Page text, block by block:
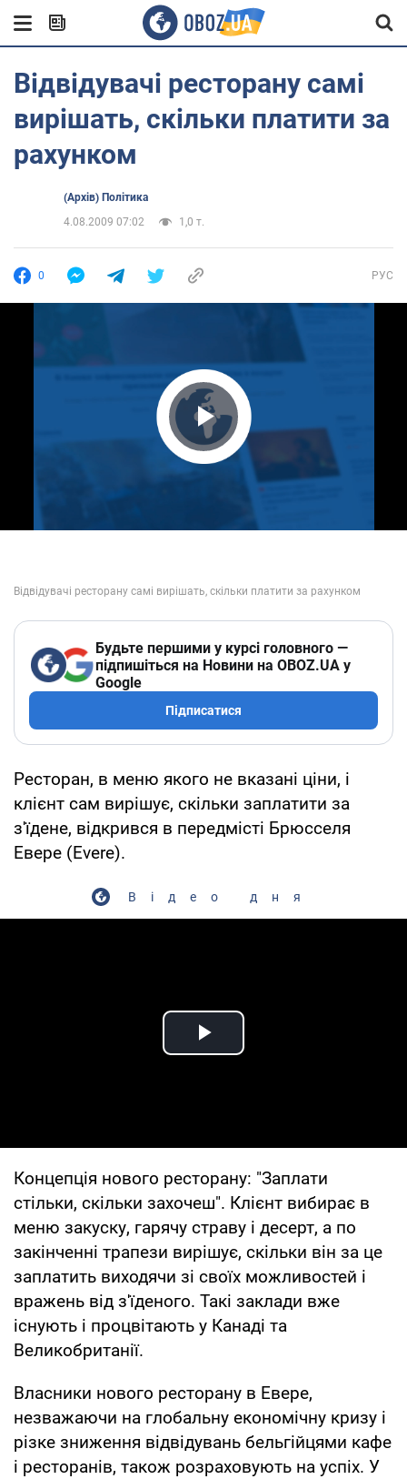
Відвідувачі ресторану самі
вирішать, скільки платити за
рахунком
(Архів) Політика
4.08.2009 07:02
1,0 т.
0 РУС
Play Video
Будьте першими у курсі головного —
підпишіться на Новини на OBOZ.UA у
Google
Підписатися
Ресторан, в меню якого не вказані ціни, і
клієнт сам вирішує, скільки заплатити за
з'їдене, відкрився в передмісті Брюсселя
Евере (Evere).
Відео дня
Play Video
Концепція нового ресторану: "Заплати
стільки, скільки захочеш". Клієнт вибирає в
меню закуску, гарячу страву і десерт, а по
закінченні трапези вирішує, скільки він за це
заплатить виходячи зі своїх можливостей і
вражень від з'їденого. Такі заклади вже
існують і процвітають у Канаді та
Великобританії.
Власники нового ресторану в Евере,
незважаючи на глобальну економічну кризу і
різке зниження відвідувань бельгійцями кафе
і ресторанів, також розраховують на успіх. У